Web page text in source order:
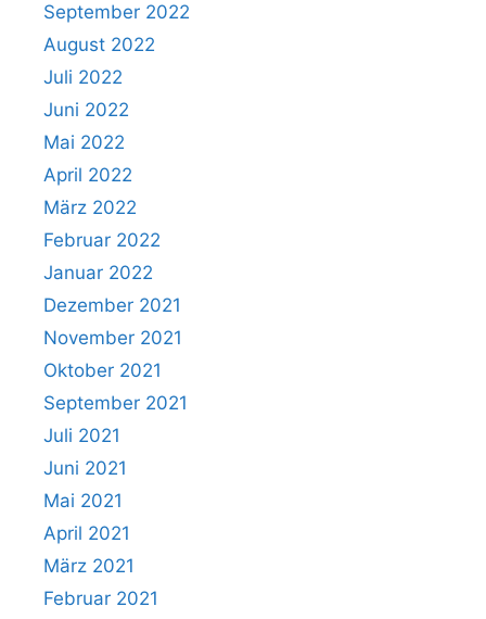
September 2022
August 2022
Juli 2022
Juni 2022
Mai 2022
April 2022
März 2022
Februar 2022
Januar 2022
Dezember 2021
November 2021
Oktober 2021
September 2021
Juli 2021
Juni 2021
Mai 2021
April 2021
März 2021
Februar 2021